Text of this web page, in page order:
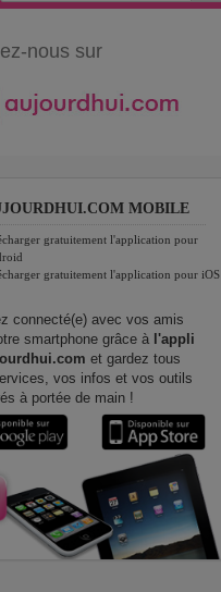
nous sur
MOBILE
gratuitement l'application pour
gratuitement l'application pour iOS
connecté(e) avec vos amis
smartphone grâce à l'appli
et gardez tous
vos infos et vos outils
à portée de main !